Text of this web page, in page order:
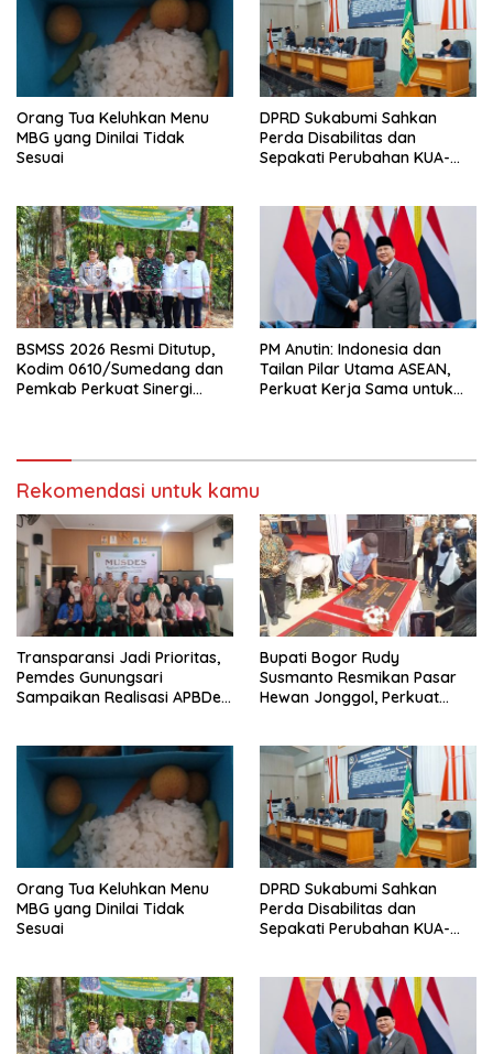
Orang Tua Keluhkan Menu
MBG yang Dinilai Tidak
Sesuai
DPRD Sukabumi Sahkan
Perda Disabilitas dan
Sepakati Perubahan KUA-
BSMSS 2026 Resmi Ditutup,
Kodim 0610/Sumedang dan
Pemkab Perkuat Sinergi
PM Anutin: Indonesia dan
Tailan Pilar Utama ASEAN,
Perkuat Kerja Sama untuk
Rekomendasi untuk kamu
Transparansi Jadi Prioritas,
Pemdes Gunungsari
Sampaikan Realisasi APBDes
Bupati Bogor Rudy
Susmanto Resmikan Pasar
Hewan Jonggol, Perkuat
Orang Tua Keluhkan Menu
MBG yang Dinilai Tidak
Sesuai
DPRD Sukabumi Sahkan
Perda Disabilitas dan
Sepakati Perubahan KUA-